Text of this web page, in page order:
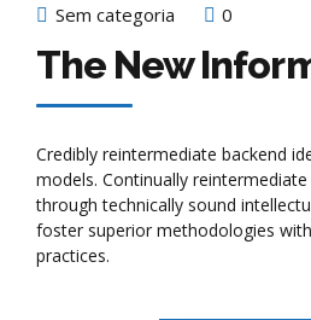
Sem categoria 0
The New
Credibly reintermediate backend
models. Continually
through technically sound
foster superior methodologies
practices.